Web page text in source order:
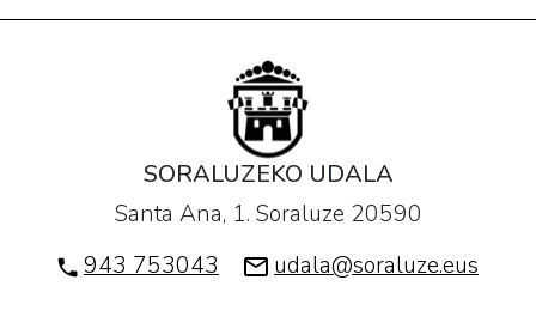
SORALUZEKO UDALA
Santa Ana, 1. Soraluze 20590
943 753043
udala@soraluze.eus